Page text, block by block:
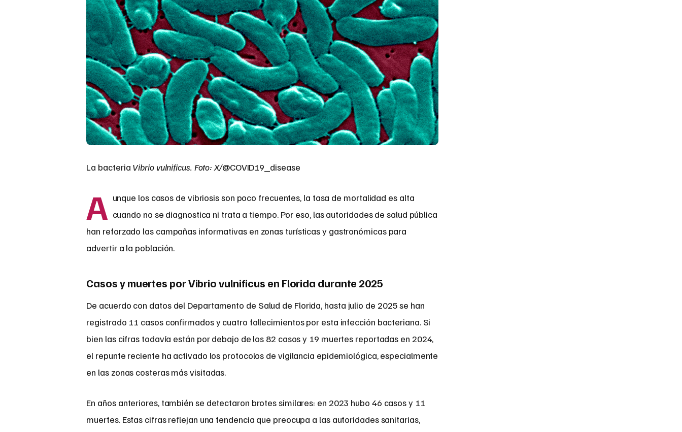
La bacteria Vibrio vulnificus. Foto: X/@COVID19_disease
A unque los casos de vibriosis son poco frecuentes, la tasa de mortalidad es alta
cuando no se diagnostica ni trata a tiempo. Por eso, las autoridades de salud pública
han reforzado las campañas informativas en zonas turísticas y gastronómicas para
advertir a la población.
Casos y muertes por Vibrio vulnificus en Florida durante 2025
De acuerdo con datos del Departamento de Salud de Florida, hasta julio de 2025 se han
registrado 11 casos confirmados y cuatro fallecimientos por esta infección bacteriana. Si
bien las cifras todavía están por debajo de los 82 casos y 19 muertes reportadas en 2024,
el repunte reciente ha activado los protocolos de vigilancia epidemiológica, especialmente
en las zonas costeras más visitadas.
En años anteriores, también se detectaron brotes similares: en 2023 hubo 46 casos y 11
muertes. Estas cifras reflejan una tendencia que preocupa a las autoridades sanitarias,